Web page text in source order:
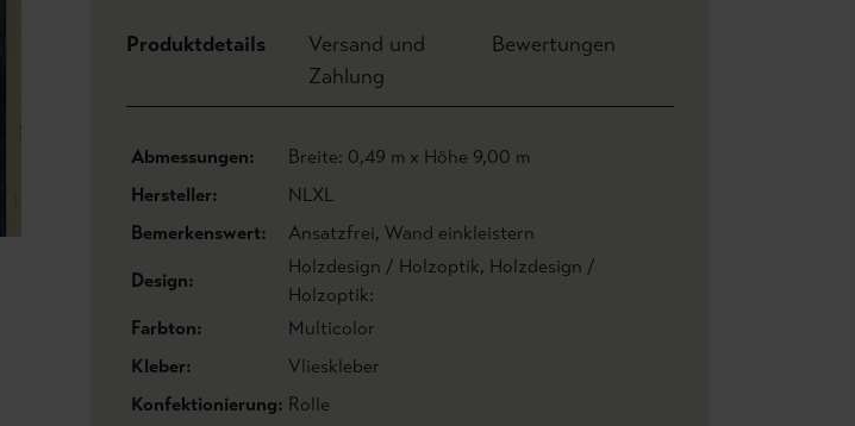
Produktdetails
Versand und
Zahlung
Bewertungen
Abmessungen:
Breite: 0,49 m x Höhe 9,00 m
Hersteller:
NLXL
Bemerkenswert:
Ansatzfrei, Wand einkleistern
Design:
Holzdesign / Holzoptik, Holzdesign /
Holzoptik:
Farbton:
Multicolor
Kleber:
Vlieskleber
Konfektionierung: Rolle